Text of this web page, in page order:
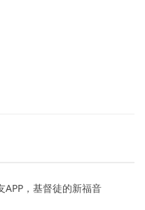
APP，基督徒的新福音